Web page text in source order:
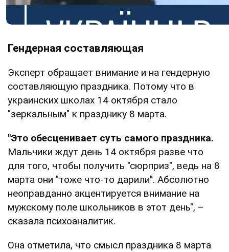
Гендерная составляющая
Эксперт обращает внимание и на гендерную
составляющую праздника. Потому что в
украинских школах 14 октября стало
"зеркальным" к празднику 8 марта.
"Это обесценивает суть самого праздника.
Мальчики ждут день 14 октября разве что
для того, чтобы получить "сюрприз", ведь на 8
марта они "тоже что-то дарили". Абсолютно
неоправданно акцентируется внимание на
мужскому поле школьников в этот день", –
сказала психоаналитик.
Она отметила, что смысл праздника 8 марта